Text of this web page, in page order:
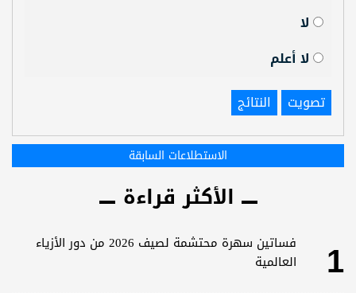
لا
لا أعلم
تصويت
النتائج
الاستطلاعات السابقة
الأكثر قراءة
1
فساتين سهرة محتشمة لصيف 2026 من دور الأزياء
العالمية